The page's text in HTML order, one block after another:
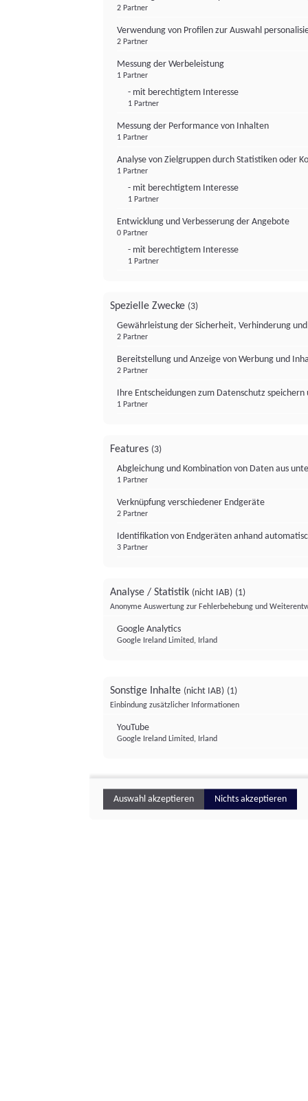
2 Partner
Verwendung von Profilen zur Auswahl
2 Partner
Messung der Werbeleistung
1 Partner
- mit berechtigtem Interesse
1 Partner
Messung der Performance von Inhalten
1 Partner
Analyse von Zielgruppen durch Statistiken oder
1 Partner
- mit berechtigtem Interesse
1 Partner
Entwicklung und Verbesserung der Angebote
0 Partner
- mit berechtigtem Interesse
1 Partner
Spezielle Zwecke (3)
Gewährleistung der Sicherheit, Verhinderung
2 Partner
Bereitstellung und Anzeige von Werbung und
2 Partner
Ihre Entscheidungen zum Datenschutz
1 Partner
Features (3)
Abgleichung und Kombination von Daten aus
1 Partner
Verknüpfung verschiedener Endgeräte
2 Partner
Identifikation von Endgeräten anhand
3 Partner
Analyse / Statistik (nicht IAB) (1)
Anonyme Auswertung zur Fehlerbehebung und
Google Analytics
Google Ireland Limited, Irland
Sonstige Inhalte (nicht IAB) (1)
Einbindung zusätzlicher Informationen
YouTube
Google Ireland Limited, Irland
Auswahl akzeptieren Nichts akzeptieren